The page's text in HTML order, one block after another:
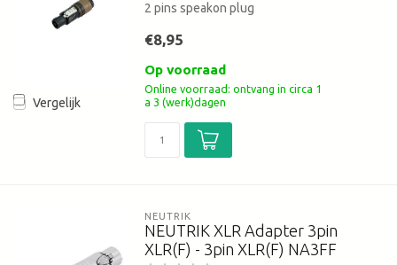
Vergelijk
2 pins speakon plug
€8,95
Op voorraad
Online voorraad: ontvang in circa 1
a 3 (werk)dagen
NEUTRIK
NEUTRIK XLR Adapter 3pin
XLR(F) - 3pin XLR(F) NA3FF